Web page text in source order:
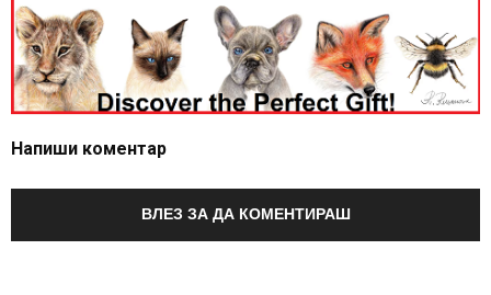
Напиши коментар
ВЛЕЗ ЗА ДА КОМЕНТИРАШ